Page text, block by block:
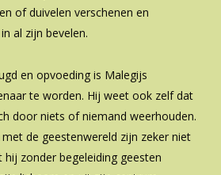
of duivelen verschenen en
al zijn bevelen.
en opvoeding is Malegijs
te worden. Hij weet ook zelf dat
door niets of niemand weerhouden.
de geestenwereld zijn zeker niet
zonder begeleiding geesten